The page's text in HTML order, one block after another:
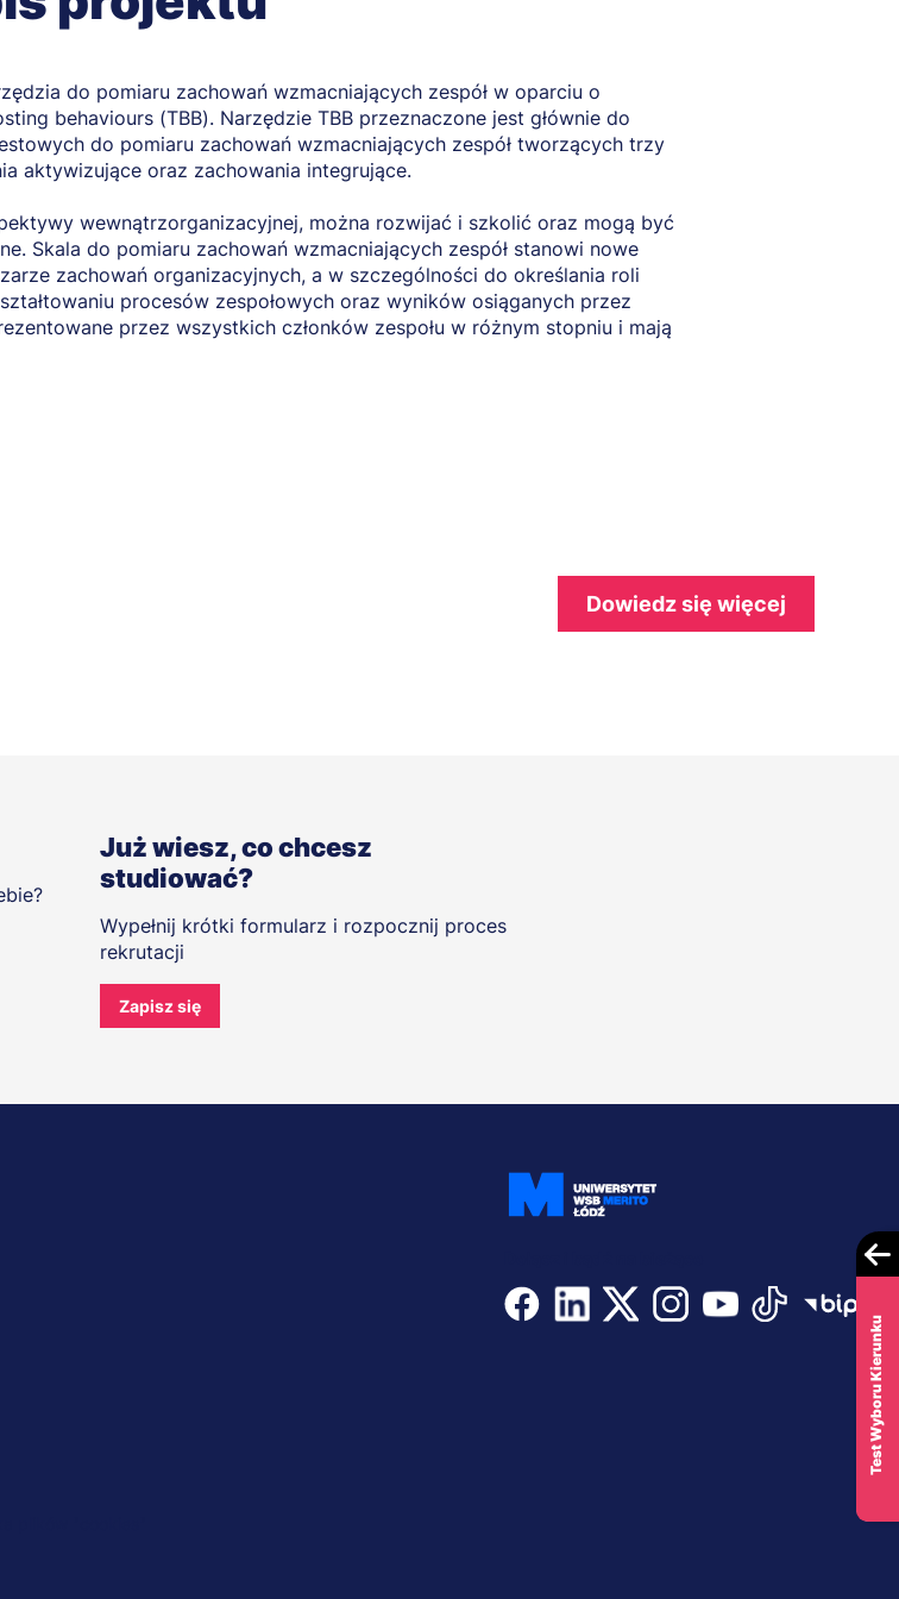
do pomiaru zachowań wzmacniających zespół w oparciu o
behaviours (TBB). Narzędzie TBB przeznaczone jest głównie do
do pomiaru zachowań wzmacniających zespół tworzących trzy
aktywizujące oraz zachowania integrujące.
wewnątrzorganizacyjnej, można rozwijać i szkolić oraz mogą być
Skala do pomiaru zachowań wzmacniających zespół stanowi nowe
zachowań organizacyjnych, a w szczególności do określania roli
procesów zespołowych oraz wyników osiąganych przez
przez wszystkich członków zespołu w różnym stopniu i mają
Dowiedz się więcej
Już wiesz, co chcesz
studiować?
Wypełnij krótki formularz i rozpocznij proces
rekrutacji
Zapisz się
Test Wyboru Kierunku